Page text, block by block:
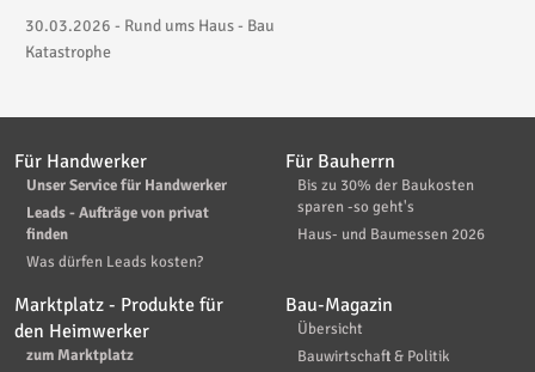
30.03.2026 - Rund ums Haus - Bau
Katastrophe
Für Handwerker
Unser Service für Handwerker
Leads - Aufträge von privat
finden
Was dürfen Leads kosten?
Für Bauherrn
Bis zu 30% der Baukosten
sparen -so geht's
Haus- und Baumessen 2026
Marktplatz - Produkte für
den Heimwerker
zum Marktplatz
Bau-Magazin
Übersicht
Bauwirtschaft & Politik